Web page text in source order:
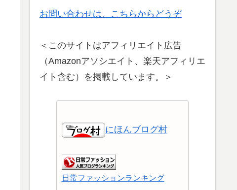
お問い合わせは、こちらからどうぞ
＜このサイトはアフィリエイト広告
（Amazonアソシエイト、楽天アフィリエ
イト含む）を掲載しています。＞
にほんブログ村
日常ファッションランキング